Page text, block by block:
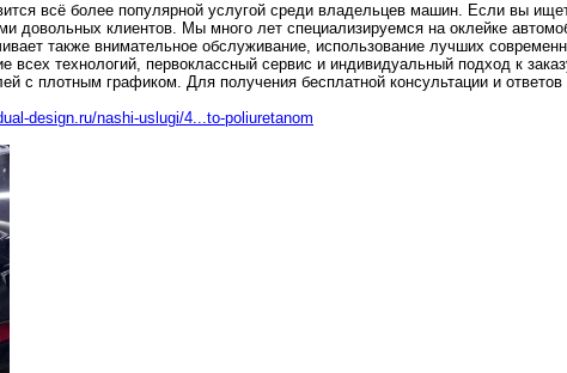
всё более популярной услугой среди владельцев машин. Если вы
довольных клиентов. Мы много лет специализируемся на оклейке
также внимательное обслуживание, использование лучших
технологий, первоклассный сервис и индивидуальный подход к
с плотным графиком. Для получения бесплатной консультации и
design.ru/nashi-uslugi/4...to-poliuretanom